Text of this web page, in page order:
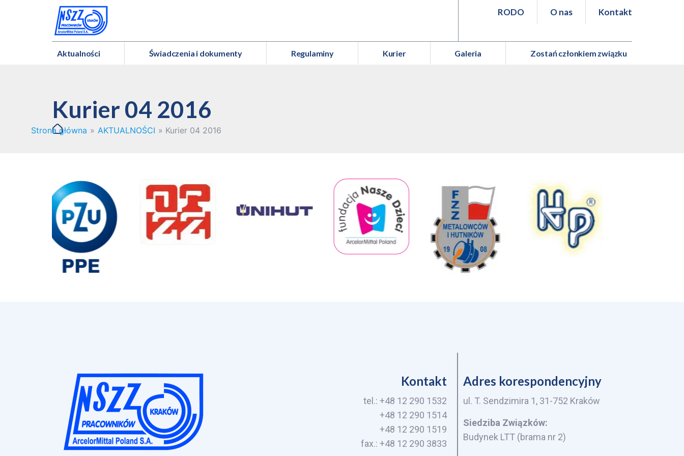
RODO O nas Kontakt
Aktualności Świadczenia i dokumenty Regulaminy Kurier Galeria Zostań członkiem związku
Kurier 04 2016
Strona główna » AKTUALNOŚCI » Kurier 04 2016
Kontakt
tel.: +48 12 290 1532
+48 12 290 1514
+48 12 290 1519
fax.: +48 12 290 3833
Adres korespondencyjny
ul. T. Sendzimira 1, 31-752 Kraków
Siedziba Związków:
Budynek LTT (brama nr 2)